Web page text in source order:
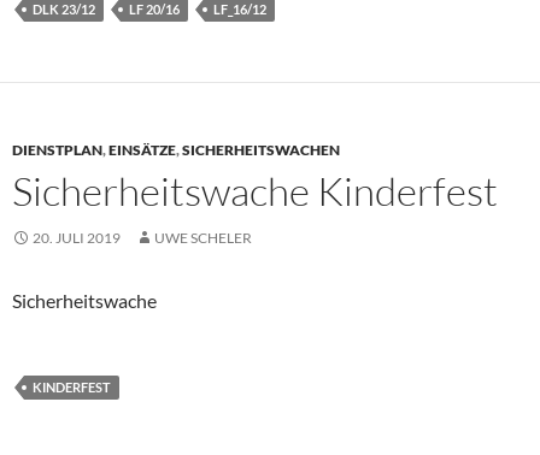
DLK 23/12 LF 20/16 LF_16/12
DIENSTPLAN,EINSÄTZE,SICHERHEITSWACHEN
Sicherheitswache Kinderfest
20. JULI 2019 UWE SCHELER
Sicherheitswache
KINDERFEST